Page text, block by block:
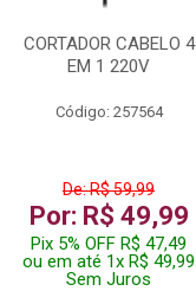
CORTADOR CABELO 4
EM 1 220V
Código: 257564
De: R$ 59,99
Por: R$ 49,99
Pix 5% OFF R$ 47,49
ou em até 1x R$ 49,99
Sem Juros